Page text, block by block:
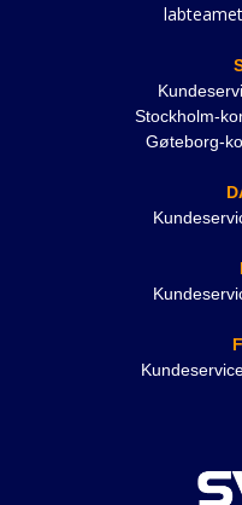
Stockholm-
Gøteborg-